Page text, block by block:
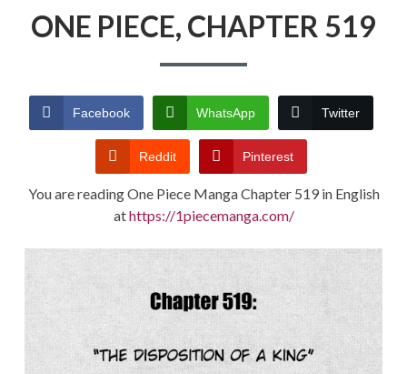
TERMS AND
CONDITIONS
ONE PIECE, CHAPTER 519
Facebook WhatsApp Twitter
Reddit Pinterest
You are reading One Piece Manga Chapter 519 in English
athttps://1piecemanga.com/